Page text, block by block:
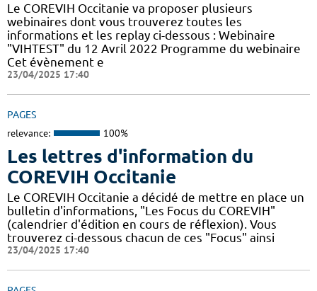
Le COREVIH Occitanie va proposer plusieurs
webinaires dont vous trouverez toutes les
informations et les replay ci-dessous : Webinaire
"VIHTEST" du 12 Avril 2022 Programme du webinaire
Cet évènement e
23/04/2025 17:40
PAGES
relevance: 100%
Les lettres d'information du
COREVIH Occitanie
Le COREVIH Occitanie a décidé de mettre en place un
bulletin d'informations, "Les Focus du COREVIH"
(calendrier d'édition en cours de réflexion). Vous
trouverez ci-dessous chacun de ces "Focus" ainsi
23/04/2025 17:40